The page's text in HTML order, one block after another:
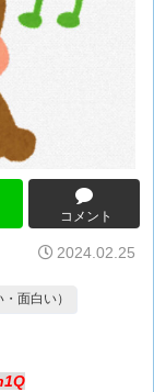
コメント
2024.02.25
面白い）